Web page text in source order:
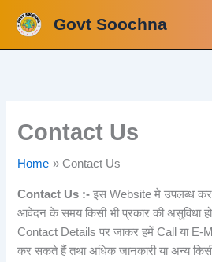
content
Govt Soochna
Contact Us
Home Contact Us
Contact Us :- इस Website मे उपलब्ध
आवेदन के समय किसी भी प्रकार की असुविधा
Contact Details पर जाकर हमें Call या E-
कर सकते हैं तथा अधिक जानकारी या अन्य